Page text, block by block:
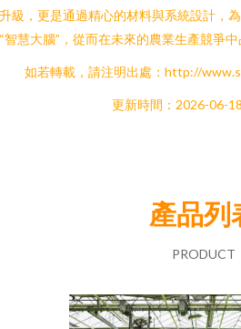
級，更是通過精心的材料與系統設計，
智慧大腦”，從而在未來的農業生產競爭中
如若轉載，請注明出處：http://
更新時間：2026-06-
產品列
PRODUCT